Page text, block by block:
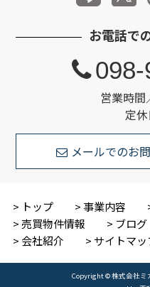
お電話で
営業時
定
メールでのお
トップ 事業内容
売買物件情報
ブログ
会社紹介
サイトマッ
Copyright © 株式会社ミ